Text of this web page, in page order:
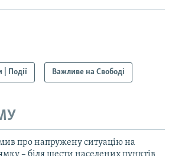
| Події Важливе на Свободі
про напружену ситуацію на
– біля шести населених пунктів